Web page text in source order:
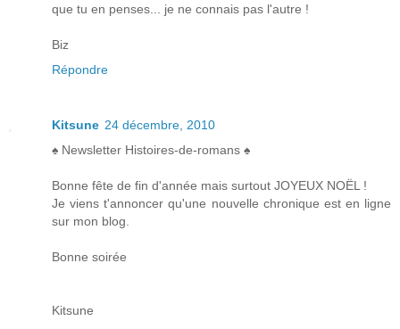
que tu en penses... je ne connais pas l'autre !
Biz
Répondre
Kitsune 24 décembre, 2010
♠ Newsletter Histoires-de-romans ♠
Bonne fête de fin d'année mais surtout JOYEUX NOËL !
Je viens t'annoncer qu'une nouvelle chronique est en ligne
sur mon blog.
Bonne soirée
Kitsune